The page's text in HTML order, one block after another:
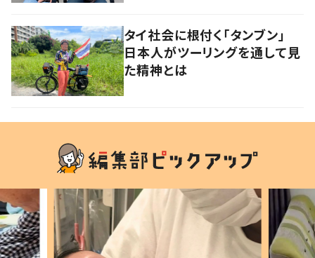
タイ社会に根付く「タンブン」
日本人がツーリングを通して見
た精神とは